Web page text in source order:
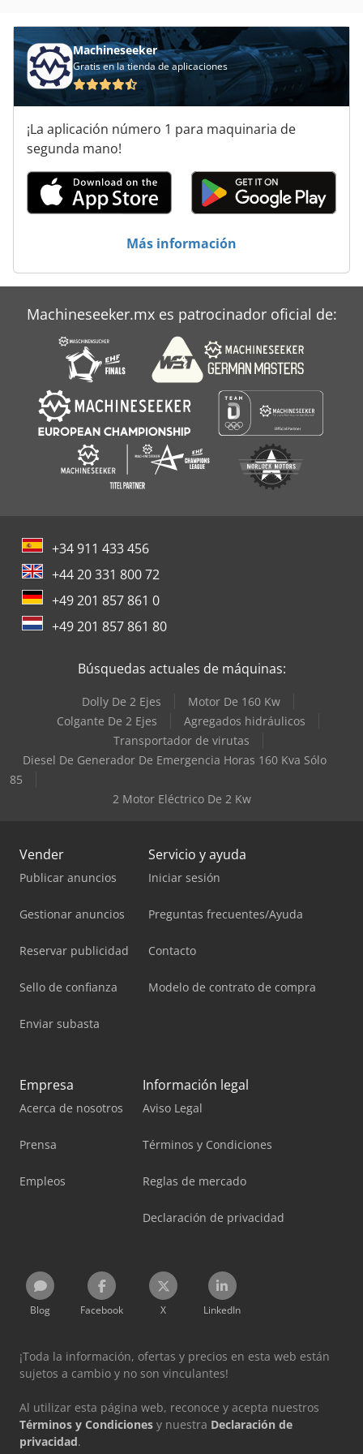
Machineseeker
Gratis en la tienda de aplicaciones
¡La aplicación número 1 para maquinaria de
segunda mano!
Más información
Machineseeker.mx es patrocinador oficial de:
+34 911 433 456
+44 20 331 800 72
+49 201 857 861 0
+49 201 857 861 80
Búsquedas actuales de máquinas:
Dolly De 2 Ejes
Motor De 160 Kw
Colgante De 2 Ejes
Agregados hidráulicos
Transportador de virutas
Diesel De Generador De Emergencia Horas 160 Kva Sólo
85
2 Motor Eléctrico De 2 Kw
Vender
Publicar anuncios
Gestionar anuncios
Reservar publicidad
Sello de confianza
Enviar subasta
Servicio y ayuda
Iniciar sesión
Preguntas frecuentes/Ayuda
Contacto
Modelo de contrato de compra
Empresa
Acerca de nosotros
Prensa
Empleos
Información legal
Aviso Legal
Términos y Condiciones
Reglas de mercado
Declaración de privacidad
Blog Facebook X LinkedIn
¡Toda la información, ofertas y precios en esta web están
sujetos a cambio y no son vinculantes!
Al utilizar esta página web, reconoce y acepta nuestros
Términos y Condiciones y nuestra Declaración de
privacidad.